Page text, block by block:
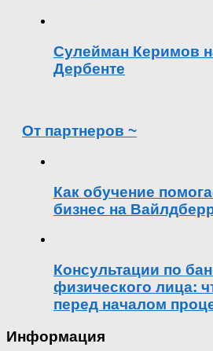
Сулейман Керимов
Дербенте
От партнеров ~
Как обучение
бизнес на
Консультации по
физического лица:
перед началом
Информация